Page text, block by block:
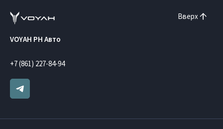
Вверх
VOYAH РН Авто
+7 (861) 227-84-94